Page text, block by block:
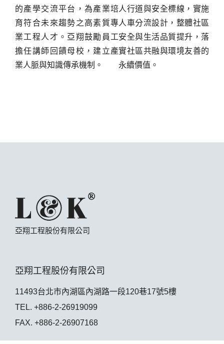
的產學交流平台，為產業培
育符合未來趨勢之高素質專
業工程人才。亞翔鼓勵員工
擔任講師回饋母校，建立產
業人脈與知識傳承機制。
人行道與安全標線，實施
人車分流設計，整體社區
安全與生活品質提升，落
實社區共融與環境友善的
永續價值。
亞翔工程股份有限公司
亞翔工程股份有限公司
11493台北市內湖區內湖路一段120巷17號5樓
TEL. +886-2-26919099
FAX. +886-2-26907168